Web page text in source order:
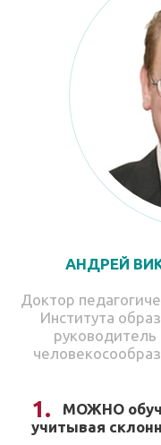
АНДРЕЙ
Доктор
Института
МОЖНО
учитывая